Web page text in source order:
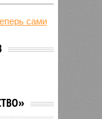
уборку